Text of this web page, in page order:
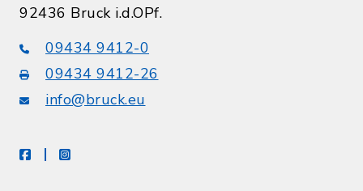
92436 Bruck i.d.OPf.
09434 9412-0
09434 9412-26
info@bruck.eu
facebookinstagram